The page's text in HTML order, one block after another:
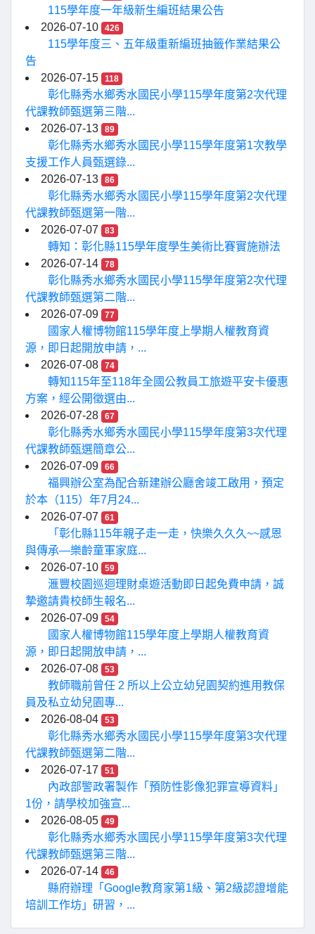
115學年度一年級新生編班結果公告
2026-07-10
426
115學年度三、五年級重新編班抽籤作業結果公
告
2026-07-15
118
彰化縣秀水鄉秀水國民小學115學年度第2次代理
代課教師甄選第三階...
2026-07-13
89
彰化縣秀水鄉秀水國民小學115學年度第1次教學
支援工作人員甄選錄...
2026-07-13
86
彰化縣秀水鄉秀水國民小學115學年度第2次代理
代課教師甄選第一階...
2026-07-07
83
轉知：彰化縣115學年度學生美術比賽實施辦法
2026-07-14
78
彰化縣秀水鄉秀水國民小學115學年度第2次代理
代課教師甄選第二階...
2026-07-09
77
國家人權博物館115學年度上學期人權教育資
源，即日起開放申請，...
2026-07-08
74
轉知115年至118年全國公教員工旅遊平安卡優惠
方案，經公開徵選由...
2026-07-28
67
彰化縣秀水鄉秀水國民小學115學年度第3次代理
代課教師甄選簡章公...
2026-07-09
66
福興辦公室為配合新建辦公廳舍竣工啟用，預定
於本（115）年7月24...
2026-07-07
61
「彰化縣115年親子走一走，快樂久久久~~感恩
與傳承—樂齡童軍家庭...
2026-07-10
59
滙豐校園巡迴理財桌遊活動即日起免費申請，誠
摯邀請貴校師生報名...
2026-07-09
54
國家人權博物館115學年度上學期人權教育資
源，即日起開放申請，...
2026-07-08
53
教師職前曾任 2 所以上公立幼兒園契約進用教保
員及私立幼兒園專...
2026-08-04
53
彰化縣秀水鄉秀水國民小學115學年度第3次代理
代課教師甄選第二階...
2026-07-17
51
內政部警政署製作「預防性影像犯罪宣導資料」
1份，請學校加強宣...
2026-08-05
49
彰化縣秀水鄉秀水國民小學115學年度第3次代理
代課教師甄選第三階...
2026-07-14
46
縣府辦理「Google教育家第1級、第2級認證增能
培訓工作坊」研習，...